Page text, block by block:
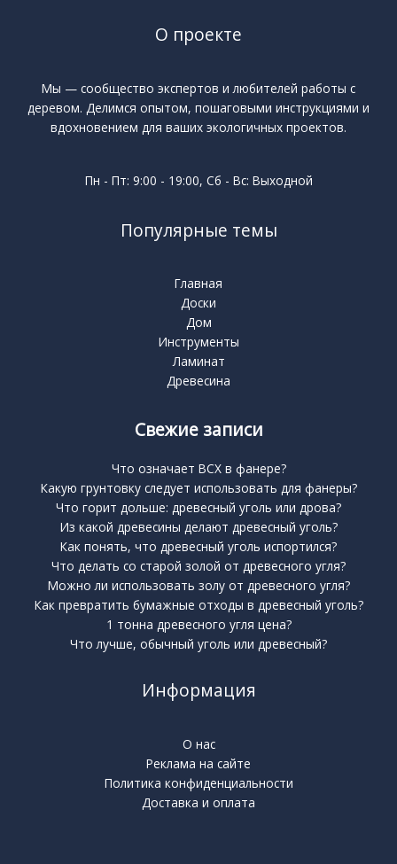
О проекте
Мы — сообщество экспертов и любителей работы с
деревом. Делимся опытом, пошаговыми инструкциями и
вдохновением для ваших экологичных проектов.
Пн - Пт: 9:00 - 19:00, Сб - Вс: Выходной
Популярные темы
Главная
Доски
Дом
Инструменты
Ламинат
Древесина
Свежие записи
Что означает BCX в фанере?
Какую грунтовку следует использовать для фанеры?
Что горит дольше: древесный уголь или дрова?
Из какой древесины делают древесный уголь?
Как понять, что древесный уголь испортился?
Что делать со старой золой от древесного угля?
Можно ли использовать золу от древесного угля?
Как превратить бумажные отходы в древесный уголь?
1 тонна древесного угля цена?
Что лучше, обычный уголь или древесный?
Информация
О нас
Реклама на сайте
Политика конфиденциальности
Доставка и оплата